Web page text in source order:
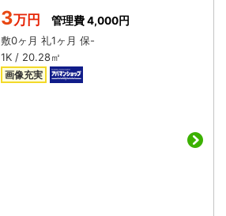
3万円
管理費 4,000円
敷0ヶ月 礼1ヶ月 保-
1K / 20.28㎡
画像充実